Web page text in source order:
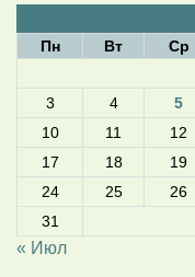
Пн Вт Ср
3
4 5
10
11 12
17
18 19
24
25 26
31
« Июл